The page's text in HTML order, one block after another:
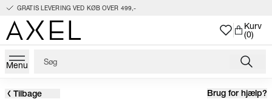
GRATIS LEVERING VED KØB OVER 499,-
Kurv
(0)
Menu
Tilbage Brug for hjælp?